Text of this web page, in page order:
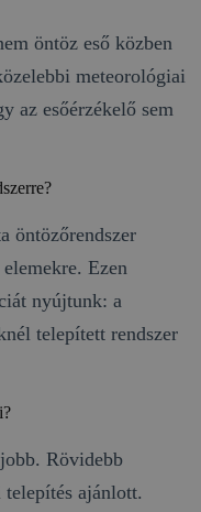
öntöz eső közben
meteorológiai
az esőérzékelő sem
öntözőrendszer
Ezen
nyújtunk: a
telepített rendszer
Rövidebb
telepítés ajánlott.